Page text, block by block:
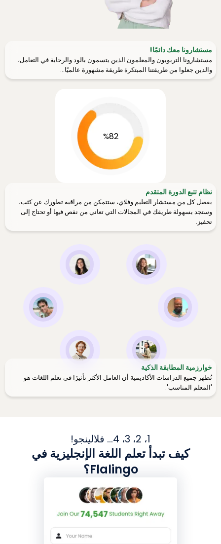
مستشارونا معك دائمًا!
مستشارونا التربويون والمعلمون الذين يتسمون بالود والرحابة في التعامل،
والذين جعلوا من طريقتنا المبتكرة طريقة مشهورة عالميًا...
%82
نظام تتبع الدورة المتقدم
بفضل كل من مستشار التعليم وفلاي، ستتمكن من مراقبة تطورك عن كثب،
وستجد بسهولة طريقك في المجالات التي تعاني من نقص فيها أو تحتاج إلى
تحفيز.
خوارزمية المطابقة الذكية
تُظهر جميع الدراسات الأكاديمية أن العامل الأكثر تأثيرًا في تعلم اللغات هو
'المعلم المناسب'.
1، 2، 3، 4... فلالينجو!
كيف تبدأ تعلم اللغة الإنجليزية في
Flalingo؟